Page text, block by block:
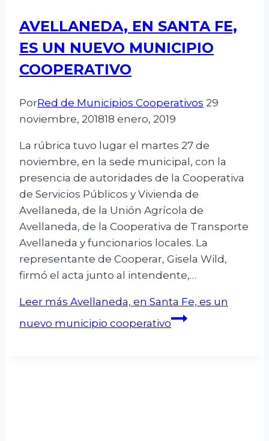
AVELLANEDA, EN SANTA FE,
ES UN NUEVO MUNICIPIO
COOPERATIVO
PorRed de Municipios Cooperativos 29
noviembre, 201818 enero, 2019
La rúbrica tuvo lugar el martes 27 de
noviembre, en la sede municipal, con la
presencia de autoridades de la Cooperativa
de Servicios Públicos y Vivienda de
Avellaneda, de la Unión Agrícola de
Avellaneda, de la Cooperativa de Transporte
Avellaneda y funcionarios locales. La
representante de Cooperar, Gisela Wild,
firmó el acta junto al intendente,…
Leer más Avellaneda, en Santa Fe, es un
nuevo municipio cooperativo